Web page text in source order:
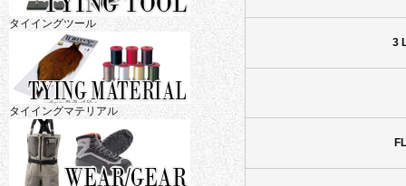
3
タイイングツール
タイイングマテリアル